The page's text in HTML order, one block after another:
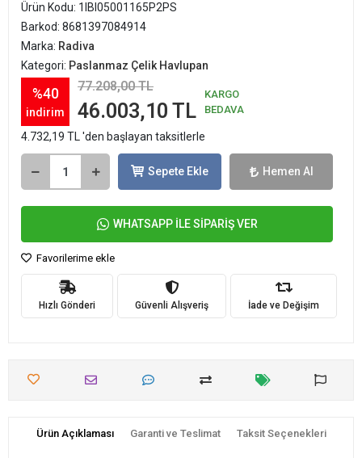
Ürün Kodu: 1IBI05001165P2PS
Barkod: 8681397084914
Marka: Radiva
Kategori: Paslanmaz Çelik Havlupan
%40
indirim
77.208,00 TL
46.003,10 TL
KARGO
BEDAVA
4.732,19 TL 'den başlayan taksitlerle
Sepete Ekle Hemen Al
WHATSAPP İLE SİPARİŞ VER
Favorilerime ekle
Hızlı Gönderi Güvenli Alışveriş İade ve Değişim
Ürün Açıklaması Garanti ve Teslimat Taksit Seçenekleri